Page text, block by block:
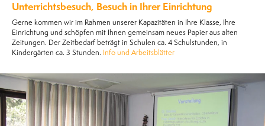
Unterrichtsbesuch, Besuch in Ihrer Einrichtung
Gerne kommen wir im Rahmen unserer Kapazitäten in Ihre Klasse, Ihre
Einrichtung und schöpfen mit Ihnen gemeinsam neues Papier aus alten
Zeitungen. Der Zeitbedarf beträgt in Schulen ca. 4 Schulstunden, in
Kindergärten ca. 3 Stunden. Info und Arbeitsblätter